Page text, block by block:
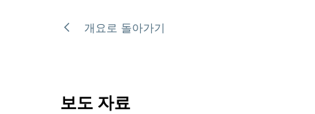
개요로 돌아가기
보도 자료